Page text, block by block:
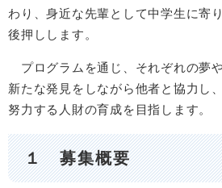
わり、身近な先輩として中学生に寄
後押しします。
プログラムを通じ、それぞれの夢
新たな発見をしながら他者と協力し
努力する人財の育成を目指します。
１ 募集概要